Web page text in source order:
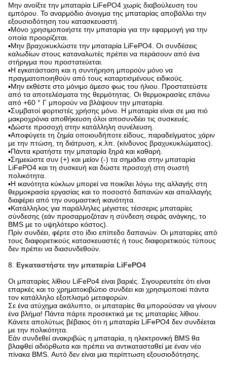
Μην ανοίξτε την μπαταρία LiFePO4 χωρίς διαβούλευση του
εμπόρου. Το αναρμόδιο άνοιγμα της μπαταρίας αποβάλλει την
εξουσιοδότηση του κατασκευαστή.
▪Μόνο χρησιμοποιήστε την μπαταρία για την εφαρμογή για την
οποία προορίζεται.
▪Μην βραχυκυκλώστε την μπαταρία LiFePO4. Οι συνδέσεις
καλωδίων στους καταναλωτές πρέπει να περάσουν από ένα
στήριγμα που προστατεύεται.
▪Η εγκατάσταση και η συντήρηση μπορούν μόνο να
πραγματοποιηθούν από τους καταρτισμένους ειδικούς.
▪Μην εκθέστε στο μόνιμο άμεσο φως του ήλιου. Προστατεύστε
από τα αποτελέσματα της θερμότητας. Οι θερμοκρασίες επάνω
από +60 ° Γ μπορούν να βλάψουν την μπαταρία.
▪Συμβατοί φορτιστές χρήσης μόνο. Η μπαταρία είναι σε μια πιό
μακροχρόνια αποθήκευση όλοι αποσυνδέει τις συσκευές.
▪Δώστε προσοχή στην κατάλληλη συνέλευση.
▪Αποφύγετε τη ζημία οποιουδήποτε είδους, παραδείγματος χάριν
με την πτώση, τη διάτρυση, κ.λπ. (κίνδυνος βραχυκυκλώματος).
▪Πάντα κρατήστε την μπαταρία ξηρά και καθαρή.
▪Σημειώστε συν (+) και μείον (-) τα σημάδια στην μπαταρία
LiFePO4 και τη συσκευή και δώστε προσοχή στη σωστή
πολικότητα.
▪Η ικανότητα κύκλων μπορεί να ποικίλει λόγω της αλλαγής στη
θερμοκρασία εργασίας και το ποσοστό δαπανών και απαλλαγής
διαφέρει από την ονομαστική ικανότητα.
▪Κατάλληλος για παράλληλες μέγιστες τέσσερις μπαταρίες
σύνδεσης (εάν προσαρμοζόταν η σύνδεση σειράς ανάγκης, το
BMS με το υψηλότερο κόστος).
Πρίν συνδέει, φέρτε στο ίδιο επίπεδο δαπανών. Οι μπαταρίες από
τους διαφορετικούς κατασκευαστές ή τους διαφορετικούς τύπους
δεν πρέπει να διασυνδεθούν.
8. Εγκαταστήστε την μπαταρία LiFePO4
Οι μπαταρίες λίθιου LiFePo4 είναι βαριές. Σιγουρευτείτε ότι είναι
επαρκές και το χρηματοκιβώτιο συνδέει και χρησιμοποιεί πάντα
τον κατάλληλο εξοπλισμό μεταφορών.
Σε ένα ατύχημα ακάλυπτο, οι μπαταρίες θα μπορούσαν να γίνουν
ένα βλήμα! Πάντα πάρτε προσεκτικά με τις μπαταρίες λίθιου.
Κάνετε απολύτως βέβαιος ότι η μπαταρία LiFePO4 δεν συνδέεται
με την πολικότητα.
Εάν συνδεθεί ανακριβώς η μπαταρία, η ηλεκτρονική BMS θα
βλαφθεί αδιόρθωτα και πρέπει να αντικατασταθεί με έναν νέο
πίνακα BMS. Αυτό δεν είναι μια περίπτωση εξουσιοδότησης.